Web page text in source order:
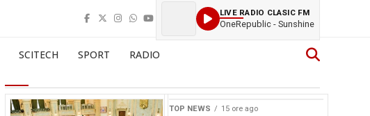
LIVE RADIO CLASIC FM
OneRepublic - Sunshine
SCITECH SPORT RADIO
TOP NEWS 15 ore ago